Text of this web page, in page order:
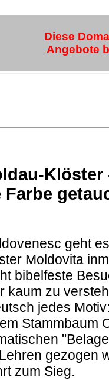
Diese
Angebote
Klöster
Farbe
geht
Moldovita
bibelfeste
kaum zu
jedes
Stammbaum
gezogen
zum Sieg.